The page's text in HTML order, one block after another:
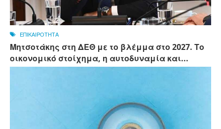
ΕΠΙΚΑΙΡΟΤΗΤΑ
Μητσοτάκης στη ΔΕΘ με το βλέμμα στο 2027. Το
οικονομικό στοίχημα, η αυτοδυναμία και...